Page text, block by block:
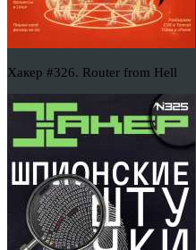
Хакер #326. Router from Hell